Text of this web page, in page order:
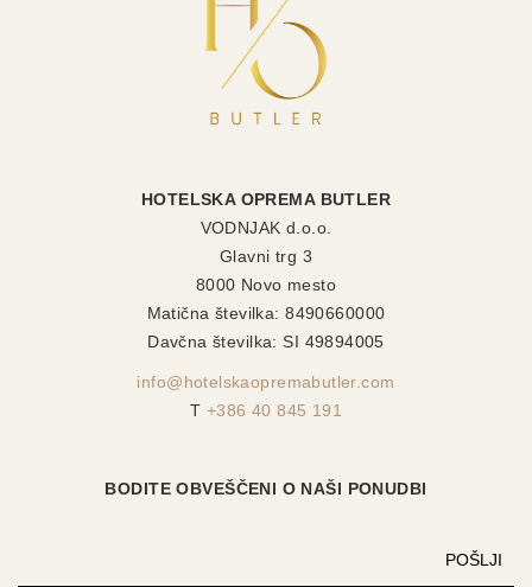
HOTELSKA OPREMA BUTLER
VODNJAK d.o.o.
Glavni trg 3
8000 Novo mesto
Matična številka: 8490660000
Davčna številka: SI 49894005
info@hotelskaopremabutler.com
T +386 40 845 191
BODITE OBVEŠČENI O NAŠI PONUDBI